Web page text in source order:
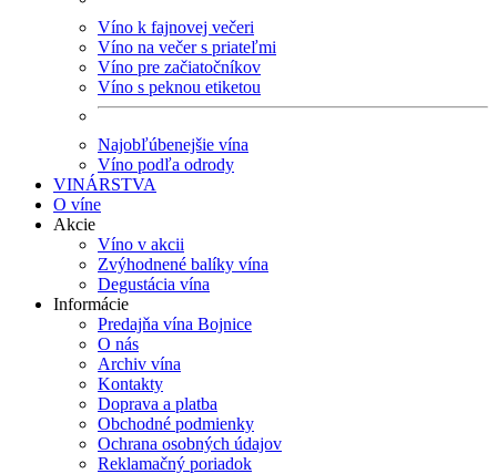
Víno k fajnovej večeri
Víno na večer s priateľmi
Víno pre začiatočníkov
Víno s peknou etiketou
Najobľúbenejšie vína
Víno podľa odrody
VINÁRSTVA
O víne
Akcie
Víno v akcii
Zvýhodnené balíky vína
Degustácia vína
Informácie
Predajňa vína Bojnice
O nás
Archiv vína
Kontakty
Doprava a platba
Obchodné podmienky
Ochrana osobných údajov
Reklamačný poriadok